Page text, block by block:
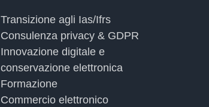
Transizione agli Ias/Ifrs
Consulenza privacy & GDPR
Innovazione digitale e
conservazione elettronica
Formazione
Commercio elettronico